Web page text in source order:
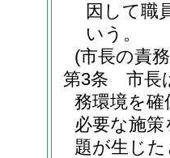
因して職
いう。
(市長の責
第3条
市長
務環境を
必要な施
題が生じ